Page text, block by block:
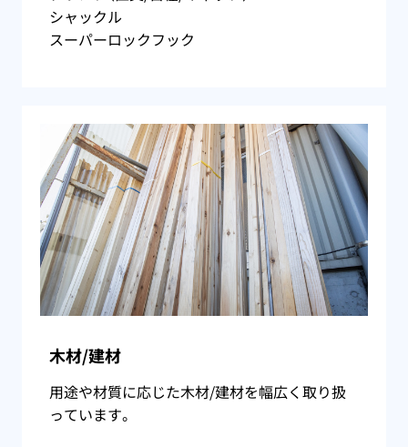
シャックル
スーパーロックフック
木材/建材
用途や材質に応じた木材/建材を幅広く取り扱
っています。